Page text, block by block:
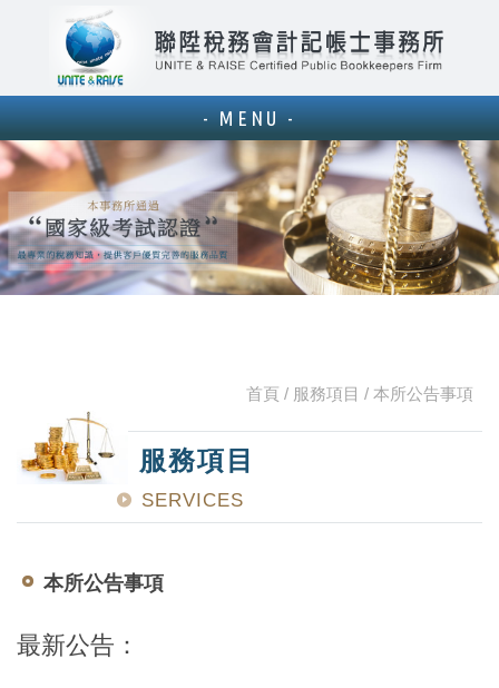
- MENU -
首頁 服務項目 本所公告事項
服務項目
SERVICES
本所公告事項
最新公告：